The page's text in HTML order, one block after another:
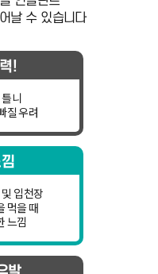
날 수 있습니다
!
니
질 우려
입천장
먹을 때
느낌